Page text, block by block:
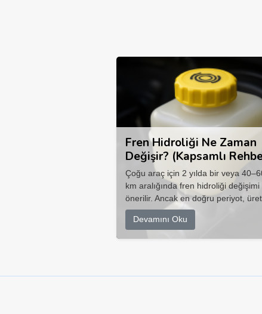
Fren Hidroliği Ne Zaman
Değişir? (Kapsamlı
Çoğu araç için 2 yılda bir veya
km aralığında fren hidroliği değişimi
önerilir. Ancak en doğru periyot,
Devamını Oku